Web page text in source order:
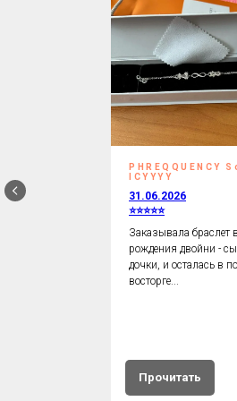
PHREQQUENCY
ICYYYY
31.06.2026
⭐⭐⭐⭐⭐
Заказывала браслет
рождения двойни -
дочки, и осталась в
восторге...
Прочитать